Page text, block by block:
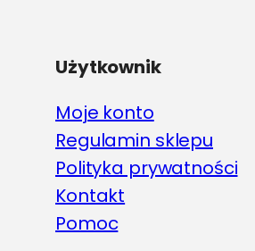
Użytkownik
Moje konto
Regulamin sklepu
Polityka prywatności
Kontakt
Pomoc